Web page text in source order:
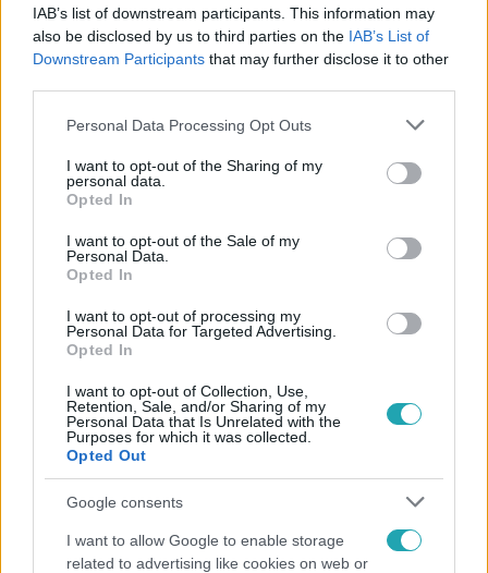
IAB’s list of downstream participants. This information may
also be disclosed by us to third parties on the IAB’s List of
Downstream Participants that may further disclose it to other
Please note that this website/app uses one or more Google
not limited to your visit or usage behaviour. You may click to
grant or deny consent to Google and its third-party tags to
use your data for below specified purposes in below Google
consent section.
Personal Data Processing Opt Outs
I want to opt-out of the Sharing of my
personal data.
Opted In
I want to opt-out of the Sale of my
Personal Data.
Opted In
I want to opt-out of processing my
Personal Data for Targeted Advertising.
Opted In
I want to opt-out of Collection, Use,
Retention, Sale, and/or Sharing of my
Personal Data that Is Unrelated with the
Purposes for which it was collected.
Opted Out
Google consents
I want to allow Google to enable storage
related to advertising like cookies on web or
BETEGSÉG #DROG
Népszerű